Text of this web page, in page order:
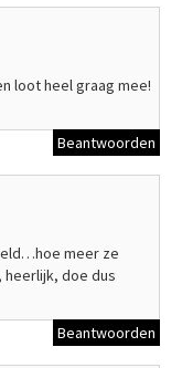
loot heel graag mee!
Beantwoorden
meer ze
doe dus
Beantwoorden